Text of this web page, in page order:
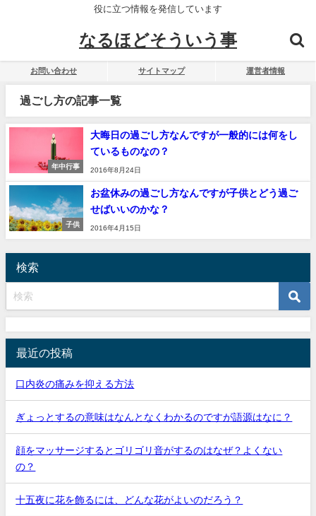
役に立つ情報を発信しています
なるほどそういう事
お問い合わせ サイトマップ 運営者情報
過ごし方の記事一覧
年中行事
大晦日の過ごし方なんですが一般的には何をし
ているものなの？
2016年8月24日
子供
お盆休みの過ごし方なんですが子供とどう過ご
せばいいのかな？
2016年4月15日
検索
最近の投稿
口内炎の痛みを抑える方法
ぎょっとするの意味はなんとなくわかるのですが語源はなに？
顔をマッサージするとゴリゴリ音がするのはなぜ？よくない
の？
十五夜に花を飾るには、どんな花がよいのだろう？